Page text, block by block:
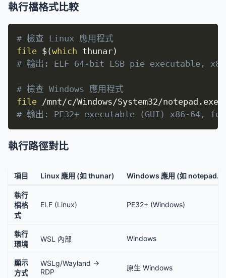
執行檔格式比較
# 檢查 Linux 應用程式
file $(which thunar)
# 輸出: ELF 64-bit LSB pie executable,
# 檢查 Windows 應用程式
file
# 輸出: PE32+ executable (GUI) x86-64, for
執行路徑對比
項目 Linux 應用 (如 thunar) Windows 應用 (如
執行
檔格
式
ELF (Linux) PE32+ (Windows)
執行
環境
WSL 內部 Windows
顯示
方式
WSLg/Wayland →
RDP
原生 Windows